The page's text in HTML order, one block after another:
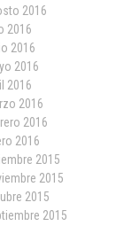
2016
2016
2016
2016
2016
2016
2016
2016
2015
2015
2015
2015